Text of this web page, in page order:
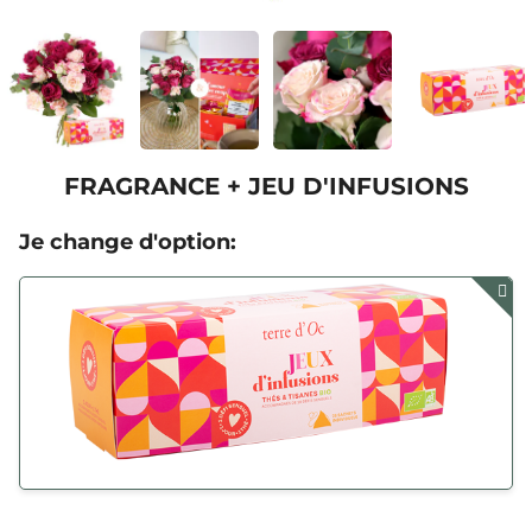
FRAGRANCE + JEU D'INFUSIONS
Je change d'option: